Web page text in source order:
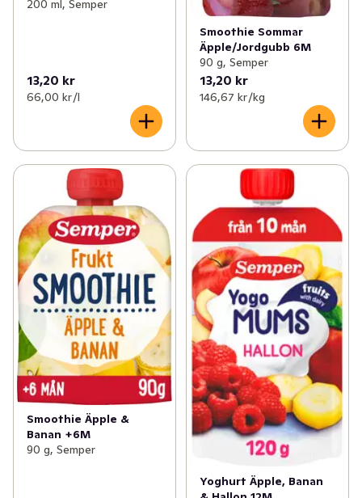
200 ml, Semper
13,20 kr
66,00 kr /l
Smoothie Sommar
Äpple/Jordgubb 6M
90 g, Semper
13,20 kr
146,67 kr /kg
Smoothie Äpple &
Banan +6M
90 g, Semper
Yoghurt Äpple, Banan